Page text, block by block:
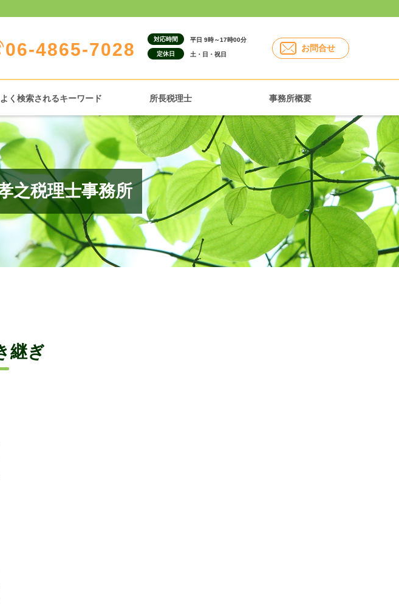
06-4865-7028
対応時間 平日 9時～17時00分
定休日 土・日・祝日
お問合せ
よく検索されるキーワード 所長税理士 事務所概要
之税理士事務所
継ぎ